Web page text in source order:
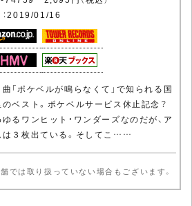
：2019/01/16
曲「ポケベルが鳴らなくて」で知られる国
ベスト。ポケベルサービス休止記念？
るワンヒット・ワンダーズなのだが、ア
は３枚出ている。そしてこ……
では取り扱っていない場合もございます。